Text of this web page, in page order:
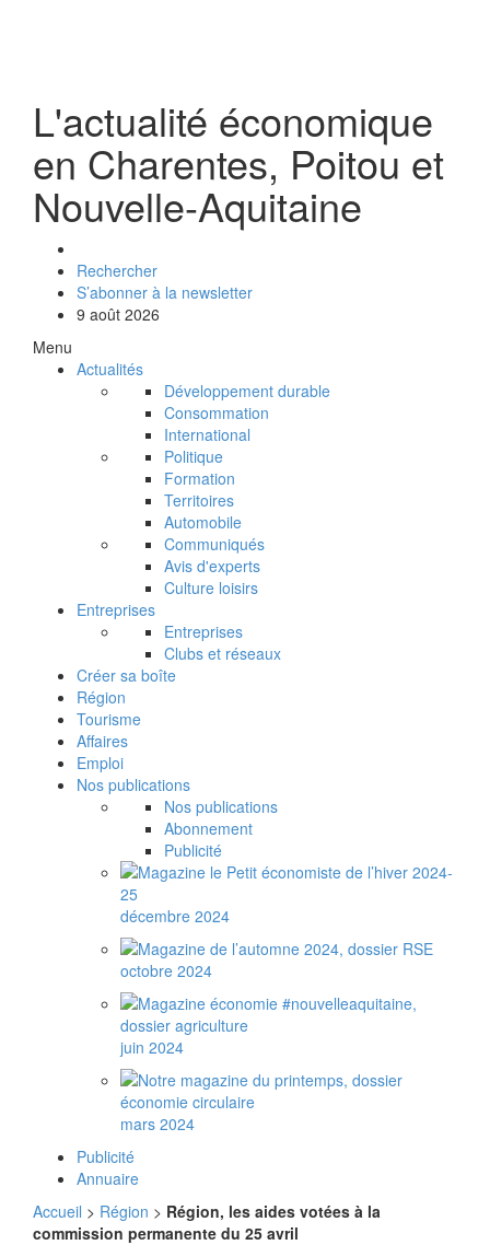
L'actualité économique
en Charentes, Poitou et
Nouvelle-Aquitaine
Rechercher
S’abonner à la newsletter
9 août 2026
Menu
Actualités
Développement durable
Consommation
International
Politique
Formation
Territoires
Automobile
Communiqués
Avis d'experts
Culture loisirs
Entreprises
Entreprises
Clubs et réseaux
Créer sa boîte
Région
Tourisme
Affaires
Emploi
Nos publications
Nos publications
Abonnement
Publicité
décembre 2024
octobre 2024
juin 2024
mars 2024
Publicité
Annuaire
Accueil > Région > Région, les aides votées à la
commission permanente du 25 avril